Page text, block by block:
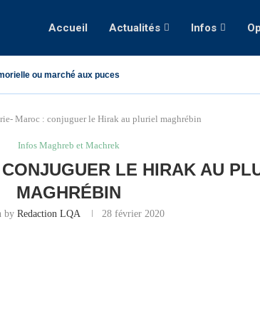
Accueil Actualités Infos
ou marché aux puces
Maroc : conjuguer le Hirak au pluriel maghrébin
Infos Maghreb et Machrek
LE HIRAK AU
MAGHRÉBIN
byRedaction LQA 28 février 2020